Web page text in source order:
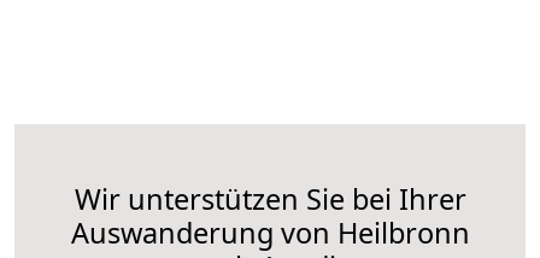
Wir unterstützen Sie bei Ihrer
Auswanderung von Heilbronn